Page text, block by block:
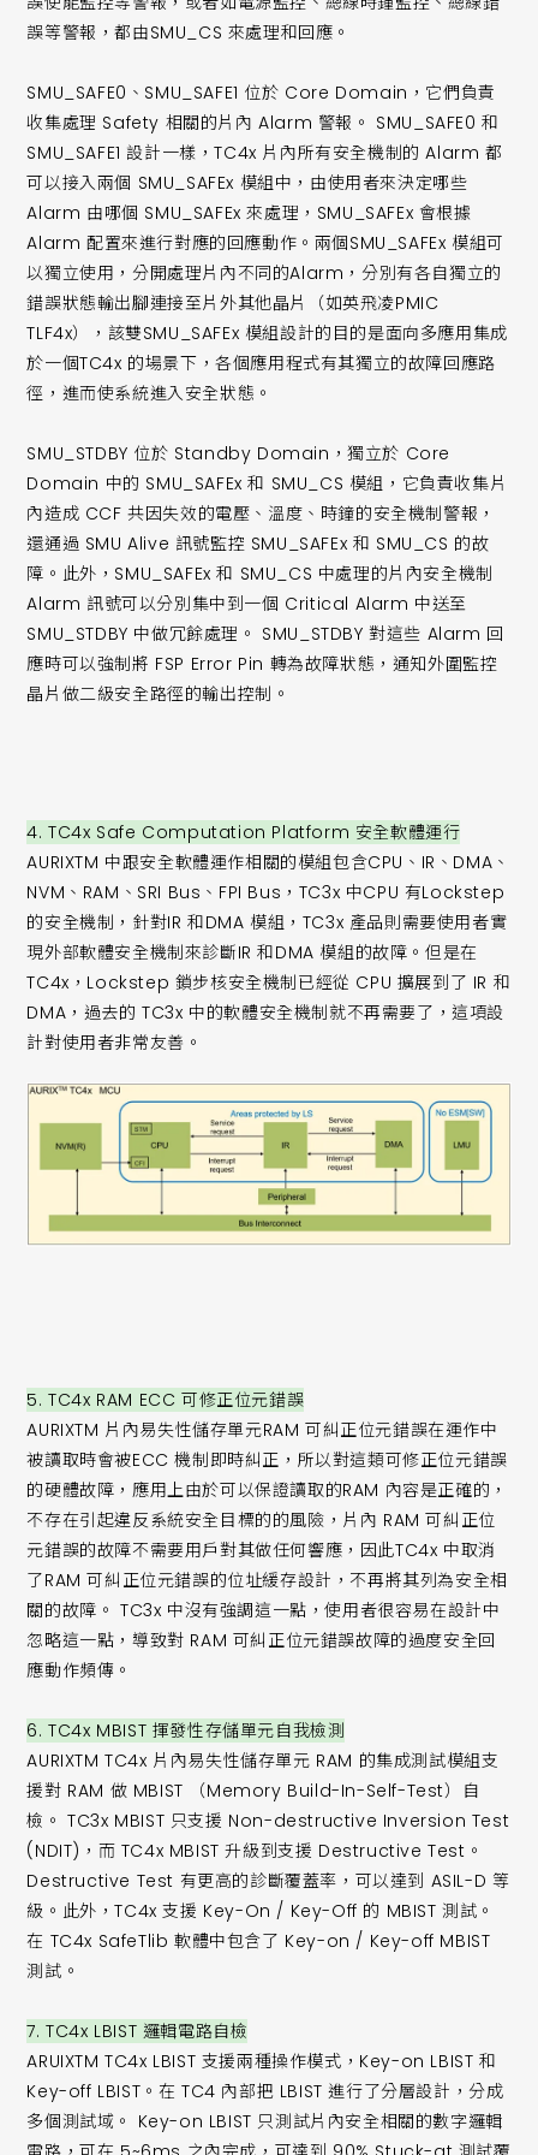
誤等警報，都由SMU_CS 來處理和回應。
SMU_SAFE0、SMU_SAFE1 位於 Core Domain，它們負責
收集處理 Safety 相關的片內 Alarm 警報。 SMU_SAFE0 和
SMU_SAFE1 設計一樣，TC4x 片內所有安全機制的 Alarm 都
可以接入兩個 SMU_SAFEx 模組中，由使用者來決定哪些
Alarm 由哪個 SMU_SAFEx 來處理，SMU_SAFEx 會根據
Alarm 配置來進行對應的回應動作。兩個SMU_SAFEx 模組可
以獨立使用，分開處理片內不同的Alarm，分別有各自獨立的
錯誤狀態輸出腳連接至片外其他晶片（如英飛凌PMIC
TLF4x），該雙SMU_SAFEx 模組設計的目的是面向多應用集成
於一個TC4x 的場景下，各個應用程式有其獨立的故障回應路
徑，進而使系統進入安全狀態。
SMU_STDBY 位於 Standby Domain，獨立於 Core
Domain 中的 SMU_SAFEx 和 SMU_CS 模組，它負責收集片
內造成 CCF 共因失效的電壓、溫度、時鐘的安全機制警報，
還通過 SMU Alive 訊號監控 SMU_SAFEx 和 SMU_CS 的故
障。此外，SMU_SAFEx 和 SMU_CS 中處理的片內安全機制
Alarm 訊號可以分別集中到一個 Critical Alarm 中送至
SMU_STDBY 中做冗餘處理。 SMU_STDBY 對這些 Alarm 回
應時可以強制將 FSP Error Pin 轉為故障狀態，通知外圍監控
晶片做二級安全路徑的輸出控制。
4. TC4x Safe Computation Platform 安全軟體運行
AURIXTM 中跟安全軟體運作相關的模組包含CPU、IR、DMA、
NVM、RAM、SRI Bus、FPI Bus，TC3x 中CPU 有Lockstep
的安全機制，針對IR 和DMA 模組，TC3x 產品則需要使用者實
現外部軟體安全機制來診斷IR 和DMA 模組的故障。但是在
TC4x，Lockstep 鎖步核安全機制已經從 CPU 擴展到了 IR 和
DMA，過去的 TC3x 中的軟體安全機制就不再需要了，這項設
計對使用者非常友善。
5. TC4x RAM ECC 可修正位元錯誤
AURIXTM 片內易失性儲存單元RAM 可糾正位元錯誤在運作中
被讀取時會被ECC 機制即時糾正，所以對這類可修正位元錯誤
的硬體故障，應用上由於可以保證讀取的RAM 內容是正確的，
不存在引起違反系統安全目標的的風險，片內 RAM 可糾正位
元錯誤的故障不需要用戶對其做任何響應，因此TC4x 中取消
了RAM 可糾正位元錯誤的位址緩存設計，不再將其列為安全相
關的故障。 TC3x 中沒有強調這一點，使用者很容易在設計中
忽略這一點，導致對 RAM 可糾正位元錯誤故障的過度安全回
應動作頻傳。
6. TC4x MBIST 揮發性存儲單元自我檢測
AURIXTM TC4x 片內易失性儲存單元 RAM 的集成測試模組支
援對 RAM 做 MBIST （Memory Build-In-Self-Test）自
檢。 TC3x MBIST 只支援 Non-destructive Inversion Test
(NDIT)，而 TC4x MBIST 升級到支援 Destructive Test。
Destructive Test 有更高的診斷覆蓋率，可以達到 ASIL-D 等
級。此外，TC4x 支援 Key-On / Key-Off 的 MBIST 測試。
在 TC4x SafeTlib 軟體中包含了 Key-on / Key-off MBIST
測試。
7. TC4x LBIST 邏輯電路自檢
ARUIXTM TC4x LBIST 支援兩種操作模式，Key-on LBIST 和
Key-off LBIST。在 TC4 內部把 LBIST 進行了分層設計，分成
多個測試域。 Key-on LBIST 只測試片內安全相關的數字邏輯